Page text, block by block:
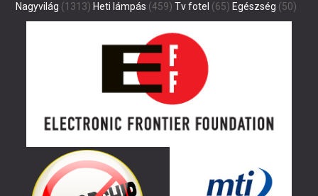
Nagyvilág (1313) Heti lámpás (459) Tv fotel (65) Egészség (50)